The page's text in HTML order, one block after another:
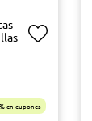
en cupones